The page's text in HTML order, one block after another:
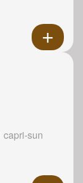
capri-sun